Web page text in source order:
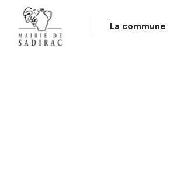
La commune
Panneau de gestion des cookies